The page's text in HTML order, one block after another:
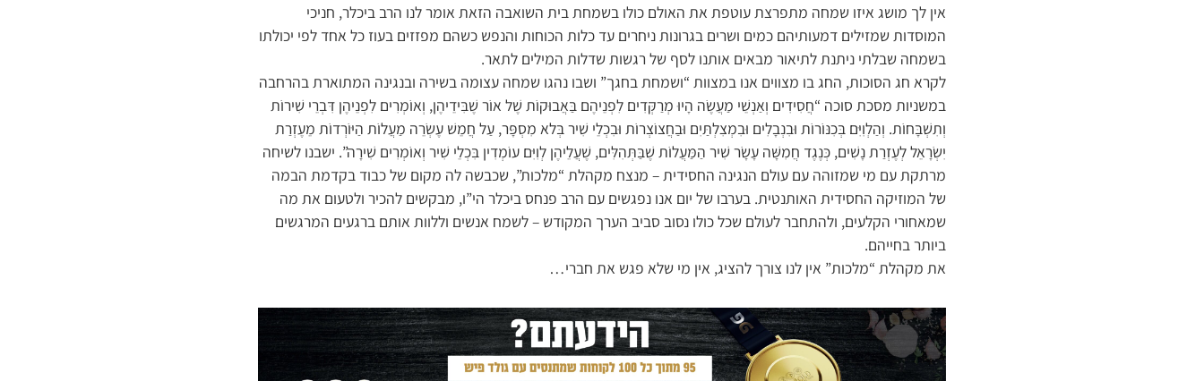
אין לך מושג איזו שמחה מתפרצת עוטפת את האולם כולו בשמחת בית השואבה הזאת אומר לנו הרב ביכלר, חניכי
המוסדות שמזילים דמעותיהם כמים ושרים בגרונות ניחרים עד כלות הכוחות והנפש כשהם מפזזים בעוז כל אחד לפי יכולתו
בשמחה שבלתי ניתנת לתיאור מבאים אותנו לסף של רגשות שדלות המילים לתאר.
לקרא חג הסוכות, החג בו מצווים אנו במצוות “ושמחת בחגך” ושבו נהגו שמחה עצומה בשירה ובנגינה המתוארת בהרחבה
במשניות מסכת סוכה “חֲסִידִים וְאַנְשֵׁי מַעֲשֶֹה הָיוּ מְרַקְּדִים לִפְנֵיהֶם בַּאֲבוּקוֹת שֶׁל אוֹר שֶׁבִּידֵיהֶן, וְאוֹמְרִים לִפְנֵיהֶן דִּבְרֵי שִׁירוֹת
וְתִשְׁבָּחוֹת. וְהַלְוִיִּם בְּכִנּוֹרוֹת וּבִנְבָלִים וּבִמְצִלְתַּיִם וּבַחֲצוֹצְרוֹת וּבִכְלֵי שִׁיר בְּלא מִסְפָּר, עַל חֲמֵשׁ עֶשְֹרֵה מַעֲלוֹת הַיּוֹרְדוֹת מֵעֶזְרַת
יִשְֹרָאֵל לְעֶזְרַת נָשִׁים, כְּנֶגֶד חֲמִשָּׁה עָשָֹר שִׁיר הַמַּעֲלוֹת שֶׁבַּתְּהִלִּים, שֶׁעֲלֵיהֶן לְוִיִּם עוֹמְדִין בִּכְלֵי שִׁיר וְאוֹמְרִים שִׁירָה”. ישבנו לשיחה
מרתקת עם מי שמזוהה עם עולם הנגינה החסידית – מנצח מקהלת “מלכות”, שכבשה לה מקום של כבוד בקדמת הבמה
של המוזיקה החסידית האותנטית. בערבו של יום אנו נפגשים עם הרב פנחס ביכלר הי”ו, מבקשים להכיר ולטעום את מה
שמאחורי הקלעים, ולהתחבר לעולם שכל כולו נסוב סביב הערך המקודש – לשמח אנשים וללוות אותם ברגעים המרגשים
ביותר בחייהם.
את מקהלת “מלכות” אין לנו צורך להציג, אין מי שלא פגש את חברי…